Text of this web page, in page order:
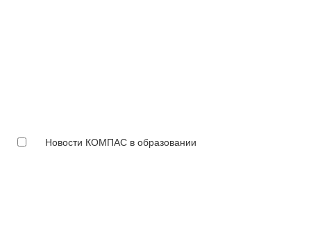
Новости КОМПАС в образовании